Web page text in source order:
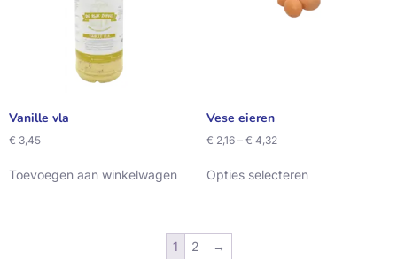
Vanille vla
€ 3,45
Toevoegen aan winkelwagen
Vese eieren
€ 2,16 – € 4,32
Opties selecteren
1 2 →